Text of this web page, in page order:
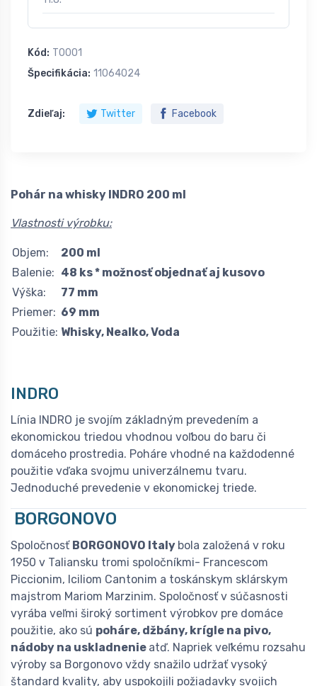
Kód: T0001
Špecifikácia: 11064024
Zdieľaj: Twitter Facebook
Pohár na whisky INDRO 200 ml
Vlastnosti výrobku:
Objem:
200 ml
Balenie: 48 ks * možnosť objednať aj kusovo
Výška:
77 mm
Priemer: 69 mm
Použitie: Whisky, Nealko, Voda
INDRO
Línia INDRO je svojím základným prevedením a
ekonomickou triedou vhodnou voľbou do baru či
domáceho prostredia. Poháre vhodné na každodenné
použitie vďaka svojmu univerzálnemu tvaru.
Jednoduché prevedenie v ekonomickej triede.
BORGONOVO
Spoločnosť BORGONOVO Italy bola založená v roku
1950 v Taliansku tromi spoločníkmi- Francescom
Piccionim, Iciliom Cantonim a toskánskym sklárskym
majstrom Mariom Marzinim. Spoločnosť v súčasnosti
vyrába veľmi široký sortiment výrobkov pre domáce
použitie, ako sú poháre, džbány, krígle na pivo,
nádoby na uskladnenie atď. Napriek veľkému rozsahu
výroby sa Borgonovo vždy snažilo udržať vysoký
štandard kvality, aby uspokojili požiadavky svojich